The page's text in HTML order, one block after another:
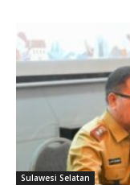
Sulawesi Selatan